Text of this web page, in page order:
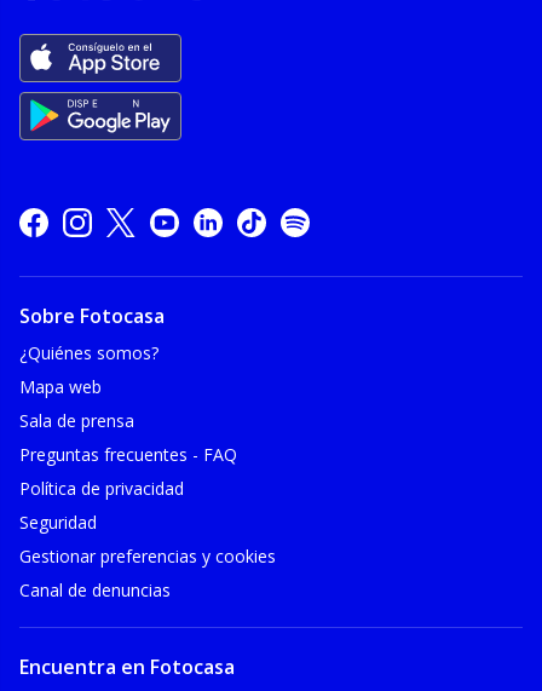
Sobre Fotocasa
¿Quiénes somos?
Mapa web
Sala de prensa
Preguntas frecuentes - FAQ
Política de privacidad
Seguridad
Gestionar preferencias y cookies
Canal de denuncias
Encuentra en Fotocasa